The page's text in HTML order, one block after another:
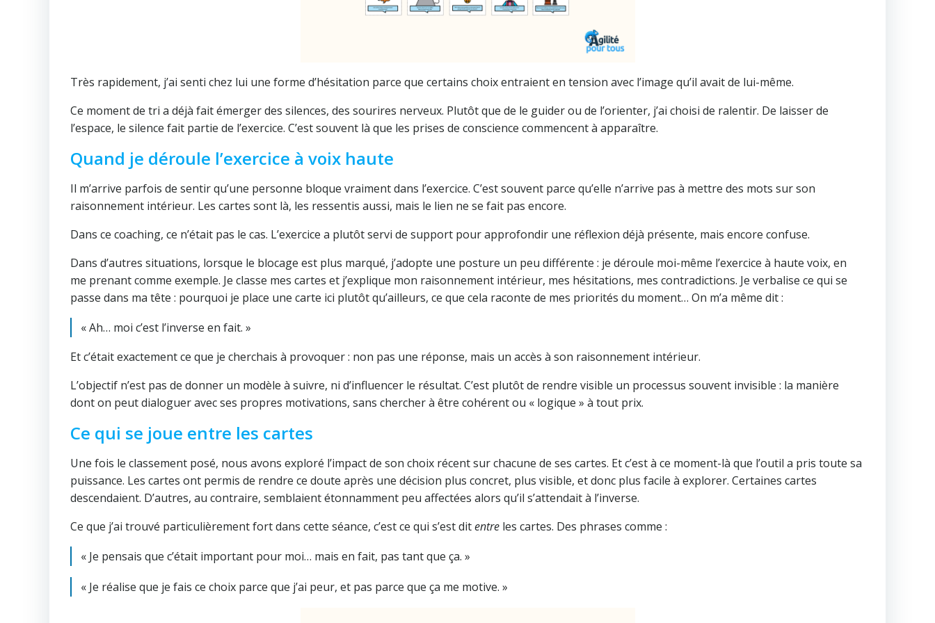
Très rapidement, j’ai senti chez lui une forme d’hésitation parce que certains choix entraient en tension avec l’image qu’il avait de lui-même.
Ce moment de tri a déjà fait émerger des silences, des sourires nerveux. Plutôt que de le guider ou de l’orienter, j’ai choisi de ralentir. De laisser de
l’espace, le silence fait partie de l’exercice. C’est souvent là que les prises de conscience commencent à apparaître.
Quand je déroule l’exercice à voix haute
Il m’arrive parfois de sentir qu’une personne bloque vraiment dans l’exercice. C’est souvent parce qu’elle n’arrive pas à mettre des mots sur son
raisonnement intérieur. Les cartes sont là, les ressentis aussi, mais le lien ne se fait pas encore.
Dans ce coaching, ce n’était pas le cas. L’exercice a plutôt servi de support pour approfondir une réflexion déjà présente, mais encore confuse.
Dans d’autres situations, lorsque le blocage est plus marqué, j’adopte une posture un peu différente : je déroule moi-même l’exercice à haute voix, en
me prenant comme exemple. Je classe mes cartes et j’explique mon raisonnement intérieur, mes hésitations, mes contradictions. Je verbalise ce qui se
passe dans ma tête : pourquoi je place une carte ici plutôt qu’ailleurs, ce que cela raconte de mes priorités du moment… On m’a même dit :
« Ah… moi c’est l’inverse en fait. »
Et c’était exactement ce que je cherchais à provoquer : non pas une réponse, mais un accès à son raisonnement intérieur.
L’objectif n’est pas de donner un modèle à suivre, ni d’influencer le résultat. C’est plutôt de rendre visible un processus souvent invisible : la manière
dont on peut dialoguer avec ses propres motivations, sans chercher à être cohérent ou « logique » à tout prix.
Ce qui se joue entre les cartes
Une fois le classement posé, nous avons exploré l’impact de son choix récent sur chacune de ses cartes. Et c’est à ce moment-là que l’outil a pris toute sa
puissance. Les cartes ont permis de rendre ce doute après une décision plus concret, plus visible, et donc plus facile à explorer. Certaines cartes
descendaient. D’autres, au contraire, semblaient étonnamment peu affectées alors qu’il s’attendait à l’inverse.
Ce que j’ai trouvé particulièrement fort dans cette séance, c’est ce qui s’est ditentre les cartes. Des phrases comme :
« Je pensais que c’était important pour moi… mais en fait, pas tant que ça. »
« Je réalise que je fais ce choix parce que j’ai peur, et pas parce que ça me motive. »